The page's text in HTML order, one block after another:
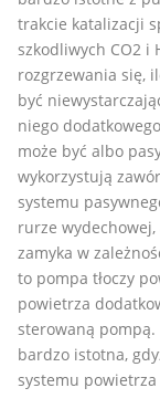
trakcie katalizacji
szkodliwych CO2 i
rozgrzewania się,
być
niego
może być albo
wykorzystują
systemu
rurze
zamyka w
to pompa tłoczy
powietrza
sterowaną
bardzo istotna,
systemu